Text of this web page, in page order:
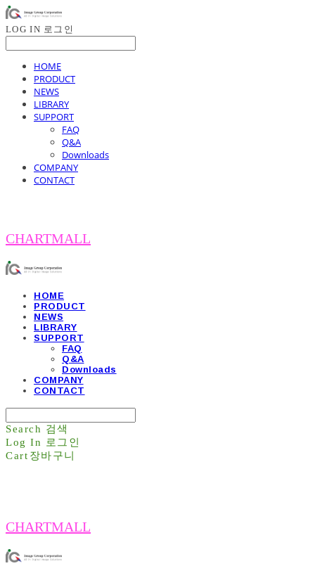
LOG IN 로그인
HOME
PRODUCT
NEWS
LIBRARY
SUPPORT
FAQ
Q&A
Downloads
COMPANY
CONTACT
CHARTMALL
HOME
PRODUCT
NEWS
LIBRARY
SUPPORT
FAQ
Q&A
Downloads
COMPANY
CONTACT
Search 검색
Log In
로그인
Cart 장바구니
CHARTMALL